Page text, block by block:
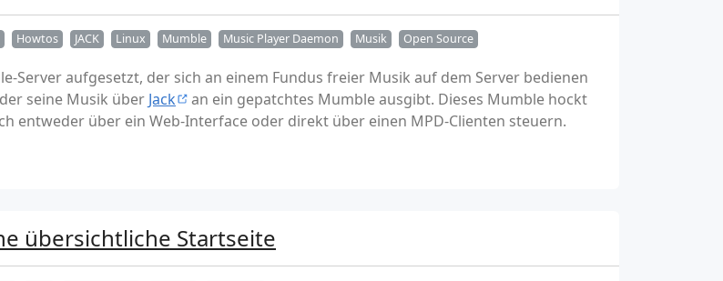
Howtos JACK Linux Mumble Music Player Daemon Musik Open Source
Server aufgesetzt, der sich an einem Fundus freier Musik auf dem Server bedienen
seine Musik über Jack
an ein gepatchtes Mumble ausgibt. Dieses Mumble hockt
entweder über ein Web-Interface oder direkt über einen MPD-Clienten steuern.
übersichtliche Startseite